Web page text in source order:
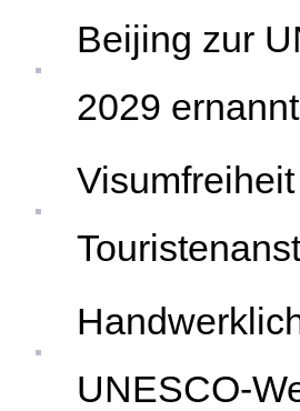
Beijing zur
2029 ernannt
UNESCO-